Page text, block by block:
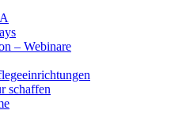
– Webinare
schaffen